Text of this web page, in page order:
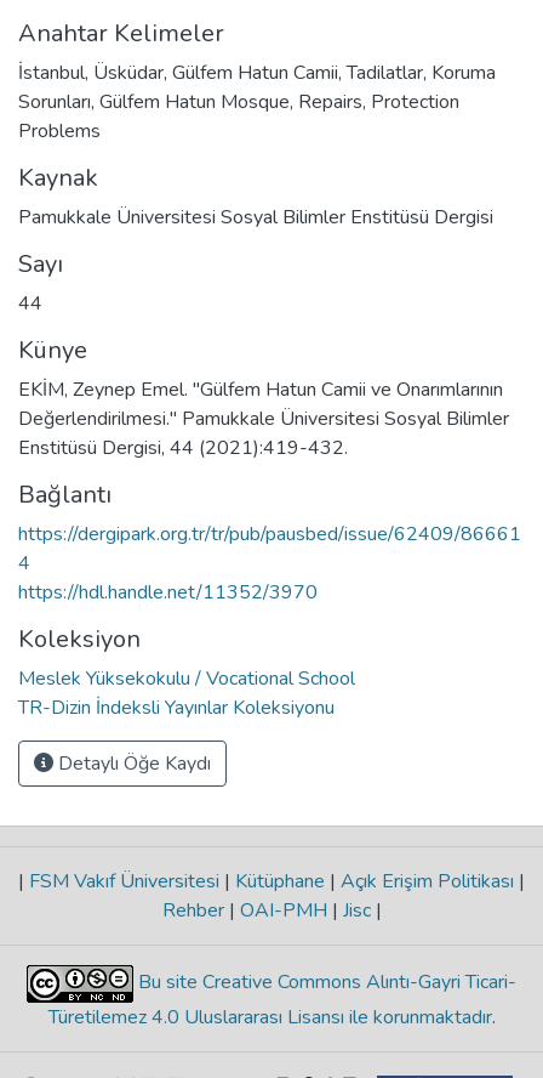
Anahtar Kelimeler
İstanbul, Üsküdar, Gülfem Hatun Camii,Tadilatlar, Koruma
Sorunları, Gülfem Hatun Mosque, Repairs, Protection
Problems
Kaynak
Pamukkale Üniversitesi Sosyal Bilimler Enstitüsü Dergisi
Sayı
44
Künye
EKİM, Zeynep Emel. "Gülfem Hatun Camii ve Onarımlarının
Değerlendirilmesi." Pamukkale Üniversitesi Sosyal Bilimler
Enstitüsü Dergisi, 44 (2021):419-432.
Bağlantı
https://dergipark.org.tr/tr/pub/pausbed/issue/62409/86661
4
https://hdl.handle.net/11352/3970
Koleksiyon
Meslek Yüksekokulu / Vocational School
TR-Dizin İndeksli Yayınlar Koleksiyonu
Detaylı Öğe Kaydı
| FSM Vakıf Üniversitesi | Kütüphane | Açık Erişim Politikası |
Rehber | OAI-PMH | Jisc |
Bu site Creative Commons Alıntı-Gayri Ticari-
Türetilemez 4.0 Uluslararası Lisansı ile korunmaktadır.